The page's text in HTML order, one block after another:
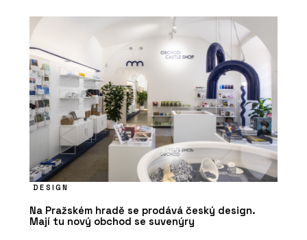
DESIGN
Na Pražském hradě se prodává český design.
Mají tu nový obchod se suvenýry